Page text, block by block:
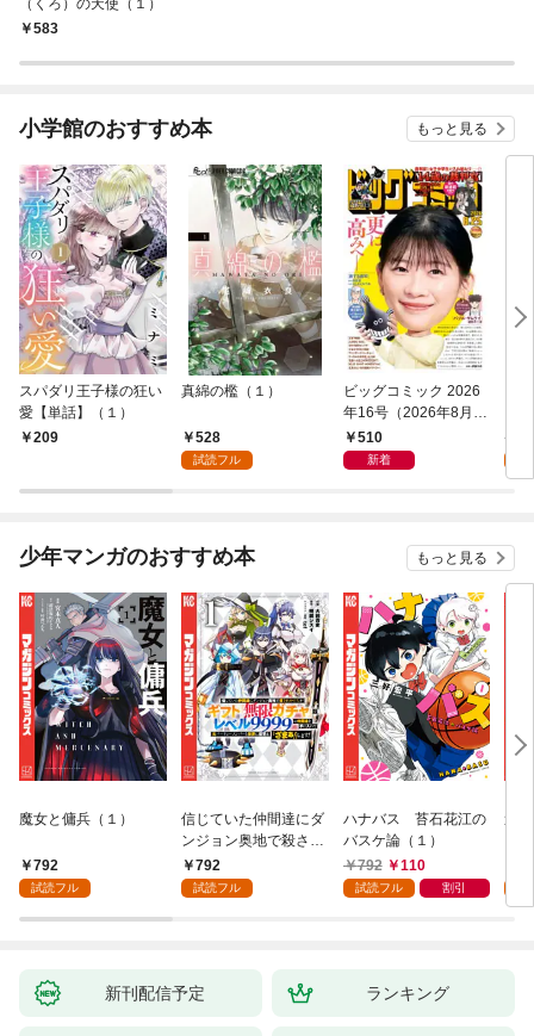
（くろ）の天使（１）
583
小学館のおすすめ本 もっと見る
スパダリ王子様の狂い
愛【単話】（１）
209
真綿の檻（１）
528
試読フル
ビッグコミック 2026
年16号（2026年8月7
日発売）
510
新着
少年マンガのおすすめ本 もっと見る
魔女と傭兵（１）
792
試読フル
信じていた仲間達にダ
ンジョン奥地で殺され
かけたがギフト『無限
ガチャ』でレベル９９
（１）
792
試読フル
ハナバス 苔石花江の
バスケ論（１）
792
110
試読フル 割引
追
強
～
新刊配信予定 ランキング